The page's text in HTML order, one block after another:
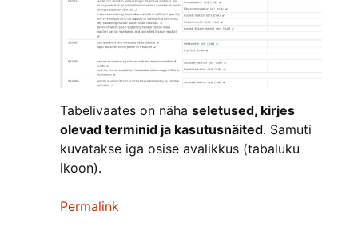
Tabelivaates on näha seletused, kirjes
olevad terminid ja kasutusnäited. Samuti
kuvatakse iga osise avalikkus (tabaluku
ikoon).
Permalink